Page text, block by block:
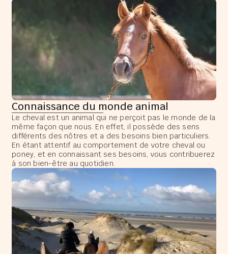
Connaissance du monde animal
Le cheval est un animal qui ne perçoit pas le monde de la
même façon que nous. En effet, il possède des sens
différents des nôtres et a des besoins bien particuliers.
En étant attentif au comportement de votre cheval ou
poney, et en connaissant ses besoins, vous contribuerez
à son bien-être au quotidien.